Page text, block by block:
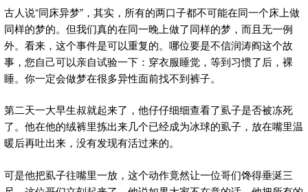
古人说“同床异梦”，其实，所有的两口子都不可能在同一个床上做
同样的梦的。但我们真的在同一晚上做了同样的梦，而且无一例
外。看来，这个事件是可以重复的。哪位要是不信润涛阎这个故
事，您自己可以亲自试验一下：穿衣服睡觉，等到习惯了后，裸
睡。你一定会做梦在很多异性面前找不到裤子。
第二天一大早生叔就起来了，他仔仔细细查看了虱子是否被冻死
了。他在他的绒裤里拣出来几个已经成为冰球的虱子，放在嘴里温
暖后再吐出来，没有发现有活过来的。
可是他把虱子往嘴里一放，这个动作竟然让一位哥们馋得垂涎三